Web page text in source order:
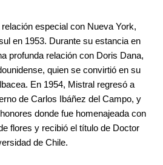
especial con Nueva York,
en 1953. Durante su estancia en
profunda relación con Doris Dana,
quien se convirtió en su
En 1954, Mistral regresó a
de Carlos Ibáñez del Campo, y
donde fue homenajeada con
flores y recibió el título de Doctor
de Chile.